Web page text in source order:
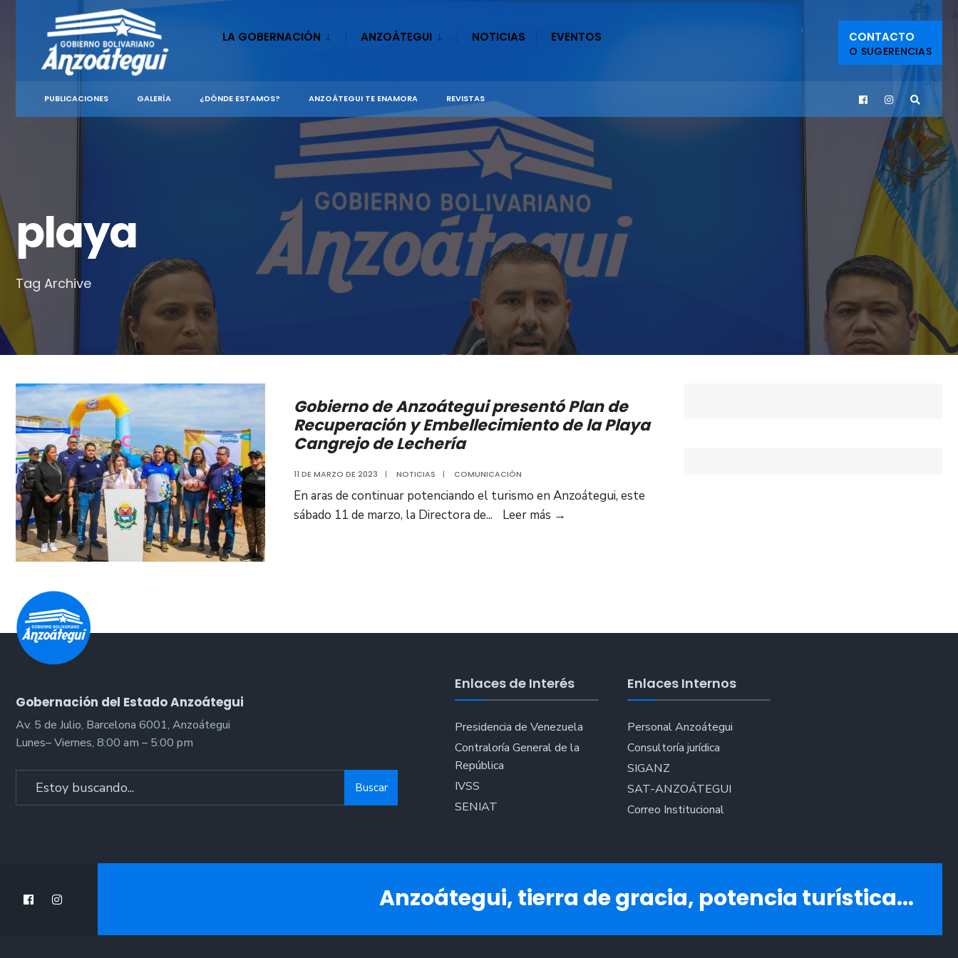
content
LA GOBERNACIÓN ANZOÁTEGUI NOTICIAS EVENTOS CONTACTO
O SUGERENCIAS
PUBLICACIONES GALERÍA ¿DÓNDE ESTAMOS? ANZOÁTEGUI TE ENAMORA REVISTAS
playa
Tag Archive
Gobierno de Anzoátegui presentó Plan de
Recuperación y Embellecimiento de la Playa
Cangrejo de Lechería
11 DE MARZO DE 2023 | NOTICIAS | COMUNICACIÓN
En aras de continuar potenciando el turismo en Anzoátegui, este
sábado 11 de marzo, la Directora de... Leer más →
Recuperación
de
Playa
Cangrejo
Gobernación del Estado Anzoátegui
Av. 5 de Julio, Barcelona 6001, Anzoátegui
Lunes– Viernes, 8:00 am – 5:00 pm
Buscar
Enlaces de Interés
Presidencia de Venezuela
Contraloría General de la
República
IVSS
SENIAT
Enlaces Internos
Personal Anzoátegui
Consultoría jurídica
SIGANZ
SAT-ANZOÁTEGUI
Correo Institucional
Anzoátegui, tierra de gracia, potencia turística...